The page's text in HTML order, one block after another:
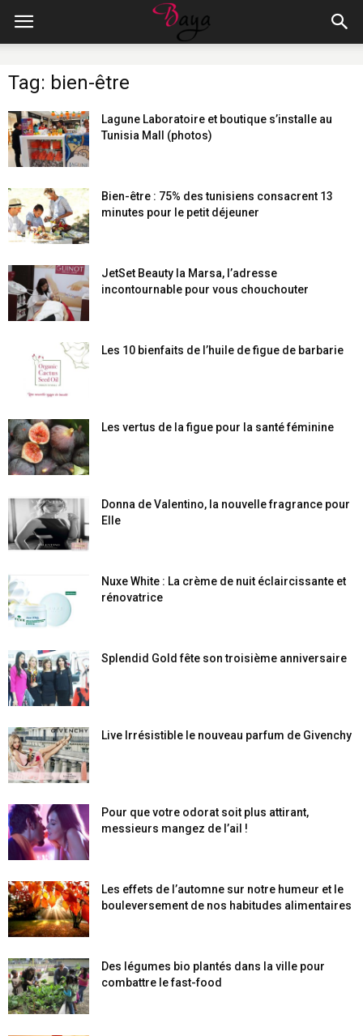
Tag: bien-être
Lagune Laboratoire et boutique s’installe au
Tunisia Mall (photos)
Bien-être : 75% des tunisiens consacrent 13
minutes pour le petit déjeuner
JetSet Beauty la Marsa, l’adresse
incontournable pour vous chouchouter
Les 10 bienfaits de l’huile de figue de barbarie
Les vertus de la figue pour la santé féminine
Donna de Valentino, la nouvelle fragrance pour
Elle
Nuxe White : La crème de nuit éclaircissante et
rénovatrice
Splendid Gold fête son troisième anniversaire
Live Irrésistible le nouveau parfum de Givenchy
Pour que votre odorat soit plus attirant,
messieurs mangez de l’ail !
Les effets de l’automne sur notre humeur et le
bouleversement de nos habitudes alimentaires
Des légumes bio plantés dans la ville pour
combattre le fast-food